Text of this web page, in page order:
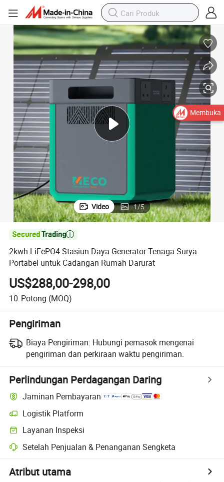
Video 1/5

2kwh LiFePO4 Stasiun Daya Generator Tenaga Surya
Portabel untuk Cadangan Rumah Darurat
US$288,00-298,00
10 Potong (MOQ)
Pengiriman
Biaya Pengiriman: Hubungi pemasok mengenai
pengiriman dan perkiraan waktu pengiriman.
Perlindungan Perdagangan Daring
Jaminan Pembayaran
Logistik Platform
Layanan Inspeksi
Setelah Penjualan & Penanganan Sengketa
Atribut utama
Membuka